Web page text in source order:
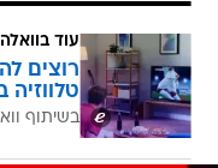
עוד בוואלה
רוצים
טלווזיה
בשיתוף